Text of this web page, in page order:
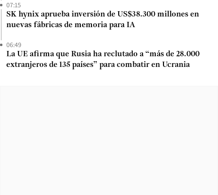
07:15
SK hynix aprueba inversión de US$38.300 millones en
nuevas fábricas de memoria para IA
06:49
La UE afirma que Rusia ha reclutado a “más de 28.000
extranjeros de 135 países” para combatir en Ucrania